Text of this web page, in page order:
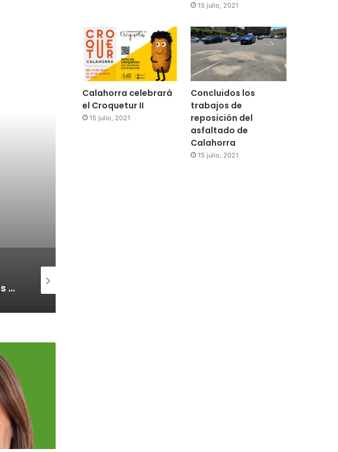
Concluidos los trabajos de reposición del asfaltado de Calahorra
15 julio, 2021
Calahorra celebrará
el Croquetur II
15 julio, 2021
Concluidos los
trabajos de
reposición del
asfaltado de
Calahorra
15 julio, 2021